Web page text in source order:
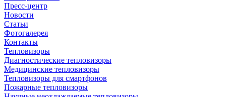
Пресс-центр
Новости
Статьи
Фотогалерея
Контакты
Тепловизоры
Диагностические тепловизоры
Медицинские тепловизоры
Тепловизоры для смартфонов
Пожарные тепловизоры